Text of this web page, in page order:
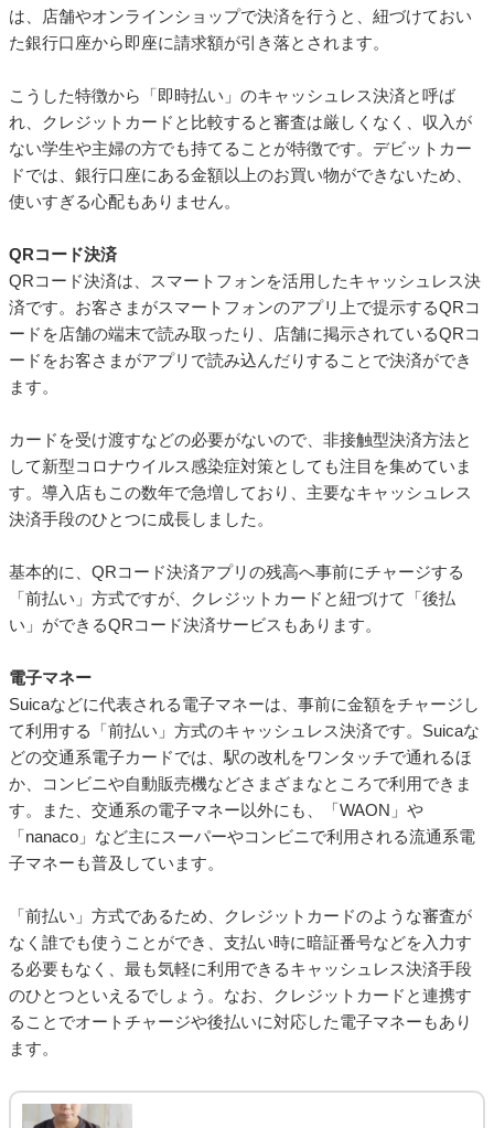
は、店舗やオンラインショップで決済を行うと、紐づけておい
た銀行口座から即座に請求額が引き落とされます。
こうした特徴から「即時払い」のキャッシュレス決済と呼ば
れ、クレジットカードと比較すると審査は厳しくなく、収入が
ない学生や主婦の方でも持てることが特徴です。デビットカー
ドでは、銀行口座にある金額以上のお買い物ができないため、
使いすぎる心配もありません。
QRコード決済
QRコード決済は、スマートフォンを活用したキャッシュレス決
済です。お客さまがスマートフォンのアプリ上で提示するQRコ
ードを店舗の端末で読み取ったり、店舗に掲示されているQRコ
ードをお客さまがアプリで読み込んだりすることで決済ができ
ます。
カードを受け渡すなどの必要がないので、非接触型決済方法と
して新型コロナウイルス感染症対策としても注目を集めていま
す。導入店もこの数年で急増しており、主要なキャッシュレス
決済手段のひとつに成長しました。
基本的に、QRコード決済アプリの残高へ事前にチャージする
「前払い」方式ですが、クレジットカードと紐づけて「後払
い」ができるQRコード決済サービスもあります。
電子マネー
Suicaなどに代表される電子マネーは、事前に金額をチャージし
て利用する「前払い」方式のキャッシュレス決済です。Suicaな
どの交通系電子カードでは、駅の改札をワンタッチで通れるほ
か、コンビニや自動販売機などさまざまなところで利用できま
す。また、交通系の電子マネー以外にも、「WAON」や
「nanaco」など主にスーパーやコンビニで利用される流通系電
子マネーも普及しています。
「前払い」方式であるため、クレジットカードのような審査が
なく誰でも使うことができ、支払い時に暗証番号などを入力す
る必要もなく、最も気軽に利用できるキャッシュレス決済手段
のひとつといえるでしょう。なお、クレジットカードと連携す
ることでオートチャージや後払いに対応した電子マネーもあり
ます。